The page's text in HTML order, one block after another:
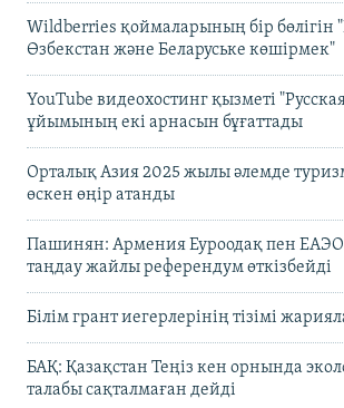
Wildberries қоймаларының бір бөлігін
Өзбекстан және Беларуське көшірмек"
YouTube видеохостинг қызметі
ұйымының екі арнасын бұғаттады
Орталық Азия 2025 жылы әлемде
өскен өңір атанды
Пашинян: Армения Еуроодақ пен
таңдау жайлы референдум өткізбейді
Білім грант иегерлерінің тізімі
БАҚ: Қазақстан Теңіз кен орнында
талабы сақталмаған дейді